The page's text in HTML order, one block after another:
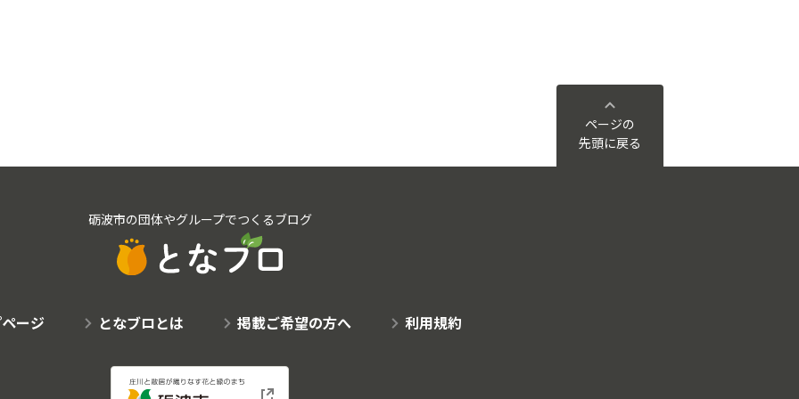
ページの
先頭に戻る
砺波市の団体やグループでつくるブログ
ージ となブロとは 掲載ご希望の方へ 利用規約